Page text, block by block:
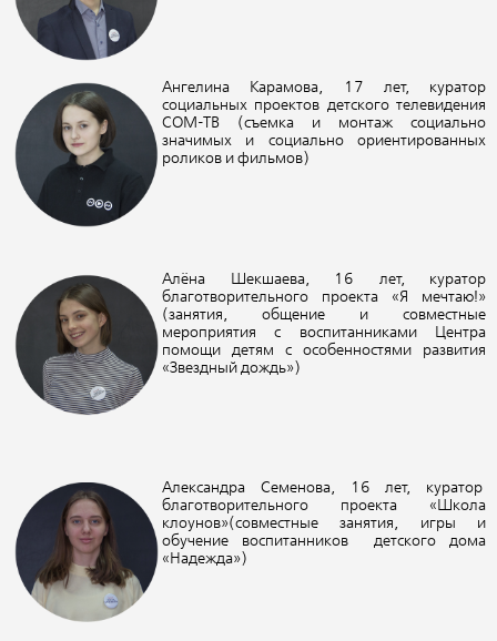
Ангелина Карамова, 17 лет, куратор
социальных проектов детского телевидения
СОМ-ТВ (съемка и монтаж социально
значимых и социально ориентированных
роликов и фильмов)
Алёна Шекшаева, 16 лет, куратор
благотворительного проекта «Я мечтаю!»
(занятия, общение и совместные
мероприятия с воспитанниками Центра
помощи детям с особенностями развития
«Звездный дождь»)
Александра Семенова, 16 лет, куратор
благотворительного проекта «Школа
клоунов»(совместные занятия, игры и
обучение воспитанников детского дома
«Надежда»)